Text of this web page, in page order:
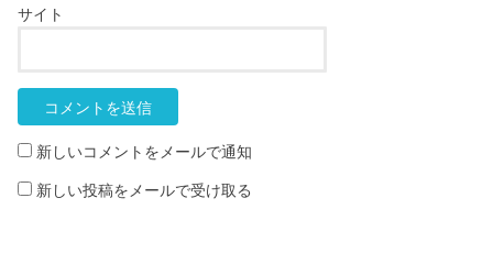
サイト
新しいコメントをメールで通知
新しい投稿をメールで受け取る